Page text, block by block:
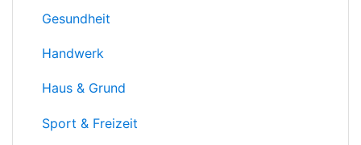
Gesundheit
Handwerk
Haus & Grund
Sport & Freizeit